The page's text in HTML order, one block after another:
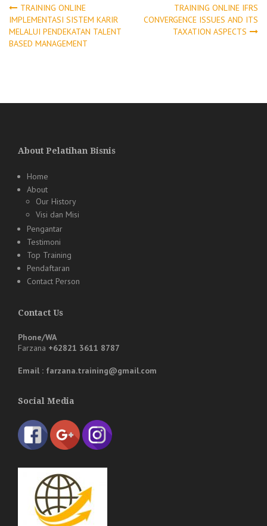
Post
navigation
TRAINING ONLINE
IMPLEMENTASI SISTEM KARIR
MELALUI PENDEKATAN TALENT
BASED MANAGEMENT
TRAINING ONLINE IFRS
CONVERGENCE ISSUES AND ITS
TAXATION ASPECTS
About Pelatihan Bisnis
Home
About
Our History
Visi dan Misi
Pengantar
Testimoni
Top Training
Pendaftaran
Contact Person
Contact Us
Phone/WA
Farzana +62821 3611 8787
Email : farzana.training@gmail.com
Social Media